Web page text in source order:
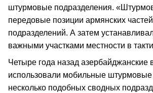
штурмовые подразделения.
передовые позиции армянских
подразделений. А затем
важными участками местности в
Четыре года назад азербайджанские
использовали мобильные штурмовые
несколько подобных сводных